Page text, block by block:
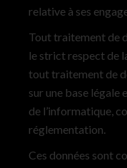
relative à ses
Tout traitement de
le strict respect de
tout traitement de
sur une base légale
de l’informatique,
réglementation.
Ces données sont